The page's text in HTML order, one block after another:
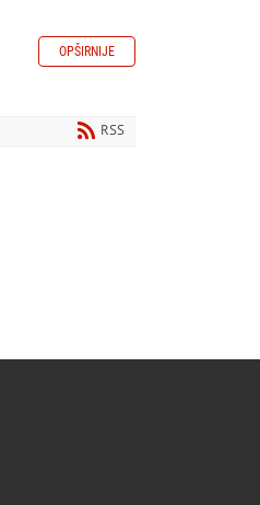
OPŠIRNIJE
RSS